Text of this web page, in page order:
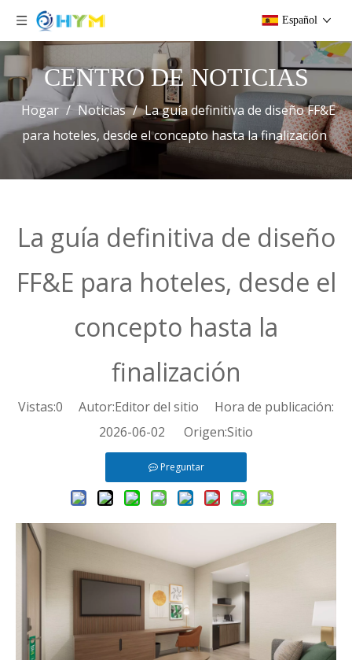
Español
CENTRO DE NOTICIAS
Hogar / Noticias / La guía definitiva de diseño FF&E
para hoteles, desde el concepto hasta la finalización
La guía definitiva de diseño
FF&E para hoteles, desde el
concepto hasta la
finalización
Vistas:0 Autor:Editor del sitio Hora de publicación:
2026-06-02 Origen:Sitio
Preguntar